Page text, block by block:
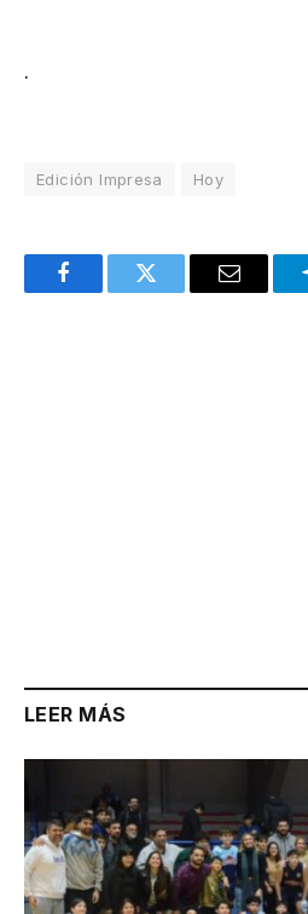
.
Edición Impresa Hoy
FacebookTwitter Email
LEER MÁS